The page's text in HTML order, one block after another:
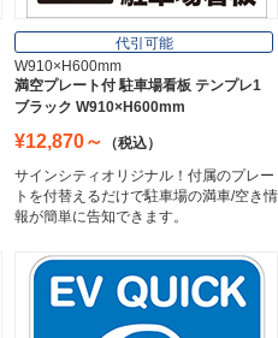
フレーム／看板枠
Frame
Magnet Sheet
代引可能
W910×H600mm
満空プレート付 駐車場看板 テンプレ1
ブラック W910×H600mm
¥12,870～
（税込）
サインシティオリジナル！付属のプレー
トを付替えるだけで駐車場の満車/空き情
報が簡単に告知できます。